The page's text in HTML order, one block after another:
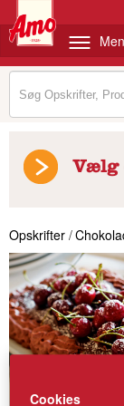
Vælg
Opskrifter /
Cookies